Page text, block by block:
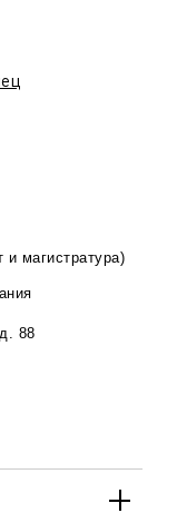
и магистратура)
88